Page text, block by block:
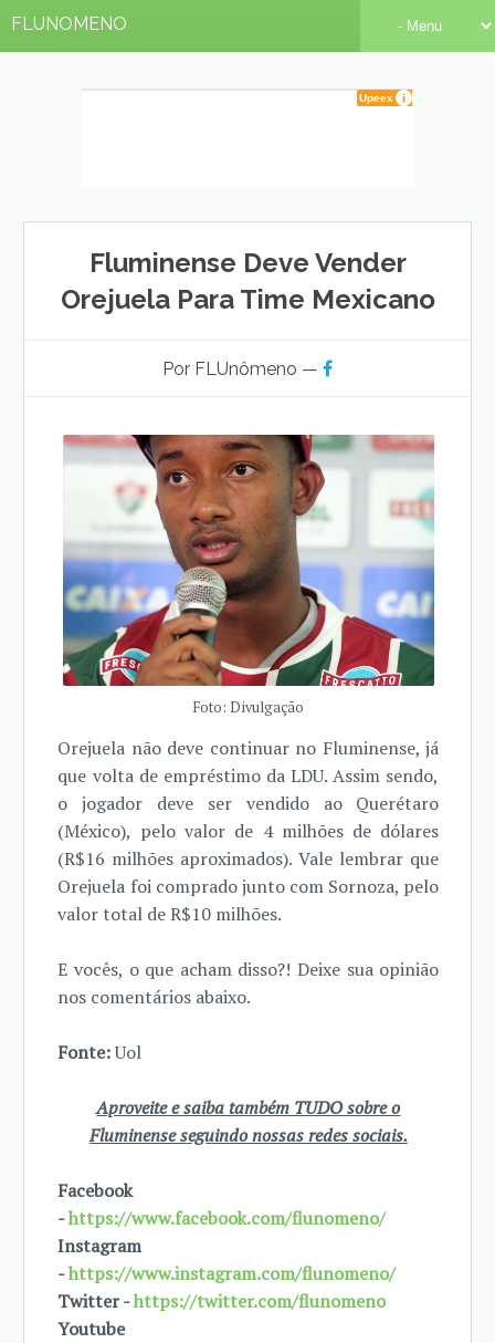
FLUNOMENO
Fluminense Deve Vender
Orejuela Para Time Mexicano
Por FLUnômeno —
Foto: Divulgação
Orejuela não deve continuar no Fluminense, já
que volta de empréstimo da LDU. Assim sendo,
o jogador deve ser vendido ao Querétaro
(México), pelo valor de 4 milhões de dólares
(R$16 milhões aproximados). Vale lembrar que
Orejuela foi comprado junto com Sornoza, pelo
valor total de R$10 milhões.
E vocês, o que acham disso?! Deixe sua opinião
nos comentários abaixo.
Fonte:Uol
Aproveite e saiba também TUDO sobre o
Fluminense seguindo nossas redes sociais.
Facebook
-https://www.facebook.com/flunomeno/
Instagram
-https://www.instagram.com/flunomeno/
Twitter -https://twitter.com/flunomeno
Youtube